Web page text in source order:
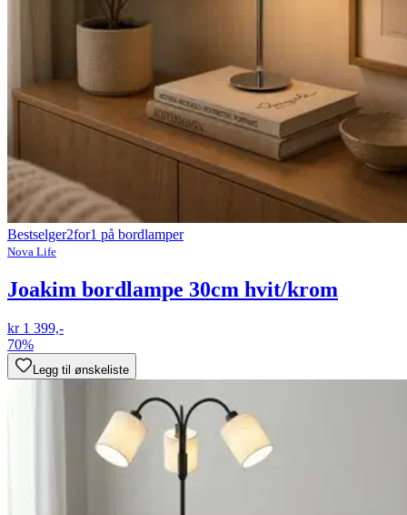
Bestselger2for1 på bordlamper
Nova Life
Joakim bordlampe 30cm hvit/krom
kr 1 399,-
70%
Legg til ønskeliste